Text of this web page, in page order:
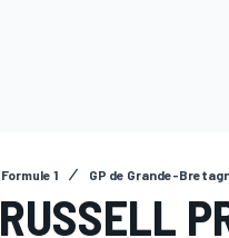
Formule 1 GP de Grande-
RUSSELL